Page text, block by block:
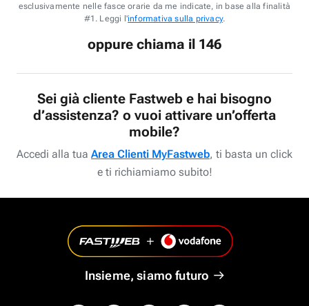
esclusivamente nelle fasce orarie da me indicate, in base alla finalità
#1. Leggi l'informativa sulla privacy.
oppure chiama il 146
Sei già cliente Fastweb e hai bisogno
d’assistenza? o vuoi attivare un’offerta
mobile?
Accedi alla tua Area Clienti MyFastweb, ti basta un click
e ti richiamiamo subito!
Insieme, siamo futuro